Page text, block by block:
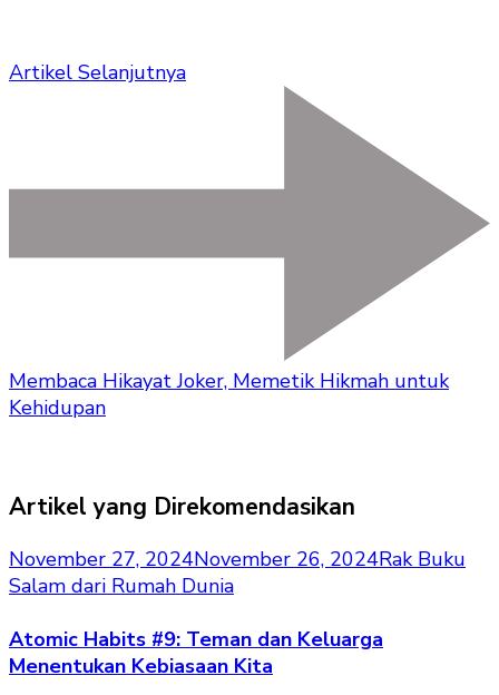
Artikel Selanjutnya
Membaca Hikayat Joker, Memetik Hikmah untuk
Kehidupan
Artikel yang Direkomendasikan
November 27, 2024November 26, 2024Rak Buku
Salam dari Rumah Dunia
Atomic Habits #9: Teman dan Keluarga
Menentukan Kebiasaan Kita